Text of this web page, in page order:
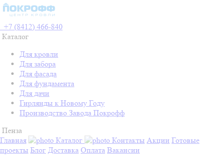
+7 (8412) 466-840
Каталог
Для кровли
Для забора
Для фасада
Для фундамента
Для дачи
Гирлянды к Новому Году
Производство Завода Покрофф
Пенза
Главная
Каталог Контакты Акции Готовые
проекты Блог Доставка Оплата Вакансии